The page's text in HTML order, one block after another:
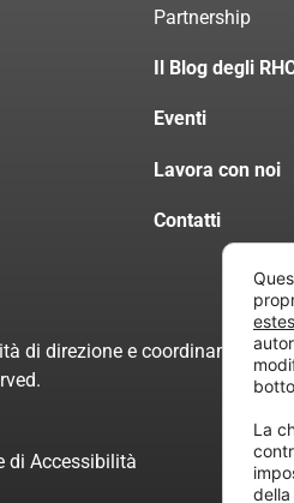
Partnership
Il Blog degli
Eventi
Lavora con noi
Contatti
di direzione e coordinamento
di Accessibilità
La